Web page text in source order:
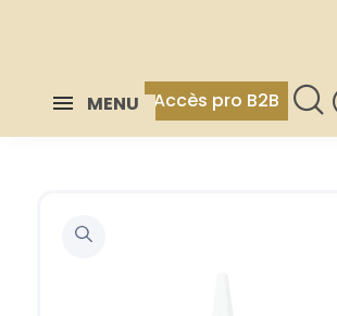
MENU Accès pro B2B